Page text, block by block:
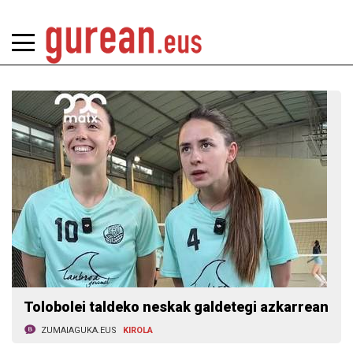
Tolobolei taldeko neskak galdetegi azkarrean
ZUMAIAGUKA.EUS KIROLA